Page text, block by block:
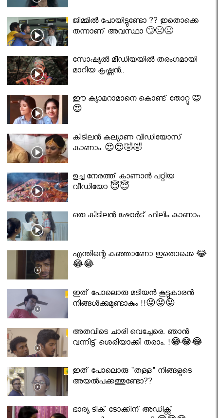
ജിമ്മിൽ പോയിട്ടുണ്ടോ ?? ഇതൊക്കെ
തന്നാണ് അവസ്ഥാ 🙄😣😣
സോഷ്യൽ മീഡിയയിൽ തരംഗമായി
മാറിയ കൃഷ്ണൻ..
ഈ ക്യാമറാമാനെ കൊണ്ട് തോറ്റു 😍
😍
കിടിലൻ കല്യാണ വീഡിയോസ്
കാണാം..😍😍🤣🤣
ഉച്ച നേരത്ത് കാണാൻ പറ്റിയ
വീഡിയോ 😇😇
ഒരു കിടിലൻ ഷോർട് ഫിലിം കാണാം..
എന്തിന്റെ കുഞ്ഞാണോ ഇതൊക്കെ 😂
😂😂
ഇത് പോലൊരു മടിയൻ കൂട്ടുകാരൻ
നിങ്ങൾക്കുമുണ്ടാകും !!😝😝😝
അതവിടെ ചാരി വെച്ചേരെ. ഞാൻ
വന്നിട്ട് ശെരിയാക്കി തരാം. !😂😂😂
ഇത് പോലൊരു "തള്ള" നിങ്ങളുടെ
അയല്‍പക്കത്തുണ്ടോ??
ഭാര്യ ടിക് ടോക്കിന് അഡിക്റ്റ്